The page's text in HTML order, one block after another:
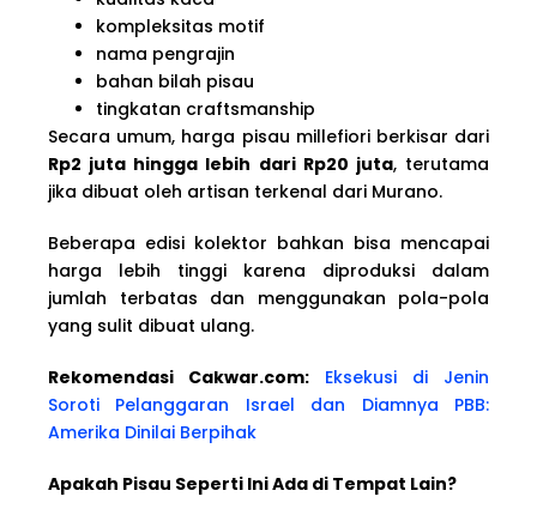
kompleksitas motif
nama pengrajin
bahan bilah pisau
tingkatan craftsmanship
Secara umum, harga pisau millefiori berkisar dari
Rp2 juta hingga lebih dari Rp20 juta, terutama
jika dibuat oleh artisan terkenal dari Murano.
Beberapa edisi kolektor bahkan bisa mencapai
harga lebih tinggi karena diproduksi dalam
jumlah terbatas dan menggunakan pola-pola
yang sulit dibuat ulang.
Rekomendasi Cakwar.com: Eksekusi di Jenin
Soroti Pelanggaran Israel dan Diamnya PBB:
Amerika Dinilai Berpihak
Apakah Pisau Seperti Ini Ada di Tempat Lain?